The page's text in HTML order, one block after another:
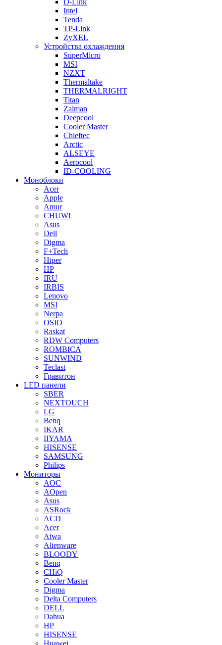
D-Link
Intel
Tenda
TP-Link
ZyXEL
Устройства охлаждения
SuperMicro
MSI
NZXT
Thermaltake
THERMALRIGHT
Titan
Zalman
Deepcool
Cooler Master
Chieftec
Arctic
ALSEYE
Aerocool
ID-COOLING
Моноблоки
Acer
Apple
Amur
CHUWI
Asus
Dell
Digma
F+Tech
Hiper
HP
IRU
IRBIS
Lenovo
MSI
Nerpa
OSIO
Raskat
RDW Computers
ROMBICA
SUNWIND
Teclast
Гравитон
LED панели
SBER
NEXTOUCH
LG
Benq
IKAR
IIYAMA
HISENSE
SAMSUNG
Philips
Мониторы
AOC
AOpen
Asus
ASRock
ACD
Acer
Aiwa
Alienware
BLOODY
Benq
CHiQ
Cooler Master
Digma
Delta Computers
DELL
Dahua
HP
HISENSE